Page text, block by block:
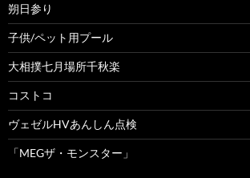
朔日参り
子供/ペット用プール
大相撲七月場所千秋楽
コストコ
ヴェゼルHVあんしん点検
「MEGザ・モンスター」